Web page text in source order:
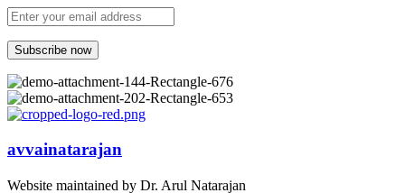
avvainatarajan
Website maintained by Dr. Arul Natarajan